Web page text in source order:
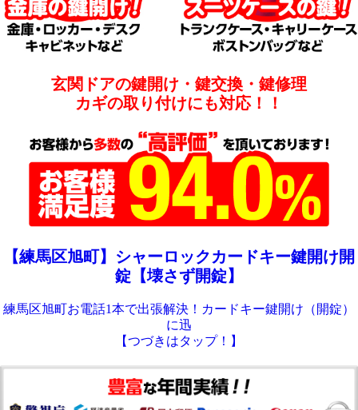
玄関ドアの鍵開け・鍵交換・鍵修理
カギの取り付けにも対応！！
【練馬区旭町】シャーロックカードキー鍵開け開
錠【壊さず開錠】
練馬区旭町お電話1本で出張解決！カードキー鍵開け（開錠）
に迅
【つづきはタップ！】